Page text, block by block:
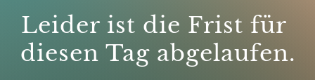
Leider ist die Frist für
diesen Tag abgelaufen.